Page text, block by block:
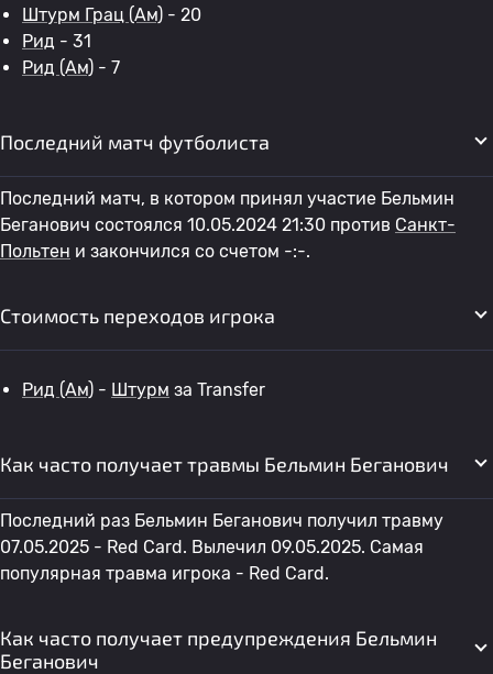
Штурм Грац (Ам) - 20
Рид - 31
Рид (Ам) - 7
Последний матч футболиста
Последний матч, в котором принял участие Бельмин
Беганович состоялся 10.05.2024 21:30 против Санкт-
Польтен и закончился со счетом -:-.
Стоимость переходов игрока
Рид (Ам) - Штурм за Transfer
Как часто получает травмы Бельмин Беганович
Последний раз Бельмин Беганович получил травму
07.05.2025 - Red Card. Вылечил 09.05.2025. Самая
популярная травма игрока - Red Card.
Как часто получает предупреждения Бельмин
Беганович